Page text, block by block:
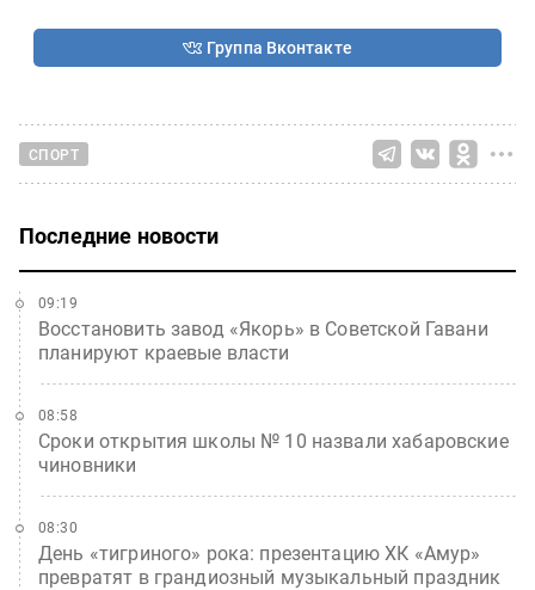
Группа Вконтакте
СПОРТ
Последние новости
Восстановить завод «Якорь» в Советской Гавани
планируют краевые власти
09:19
Сроки открытия школы № 10 назвали хабаровские
чиновники
08:58
День «тигриного» рока: презентацию ХК «Амур»
превратят в грандиозный музыкальный праздник
08:30